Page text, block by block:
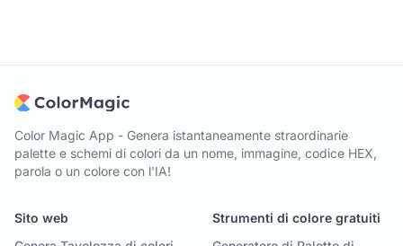
Color Magic App - Genera istantaneamente straordinarie
palette e schemi di colori da un nome, immagine, codice HEX,
parola o un colore con l'IA!
Sito web
Strumenti di colore gratuiti